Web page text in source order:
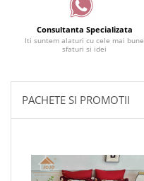
Consultanta Specializata
Iti suntem alaturi cu cele mai bune
sfaturi si idei
PACHETE SI PROMOTII